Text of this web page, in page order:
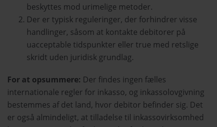
beskyttes mod urimelige metoder.
Der er typisk reguleringer, der forhindrer visse
handlinger, såsom at kontakte debitorer på
uacceptable tidspunkter eller true med retslige
skridt uden juridisk grundlag.
For at opsummere: Der findes ingen fælles
internationale regler for inkasso, og inkassolovgivning
bestemmes af det land, hvor debitor befinder sig. Det
er også almindeligt, at tilladelse til inkassovirksomhed